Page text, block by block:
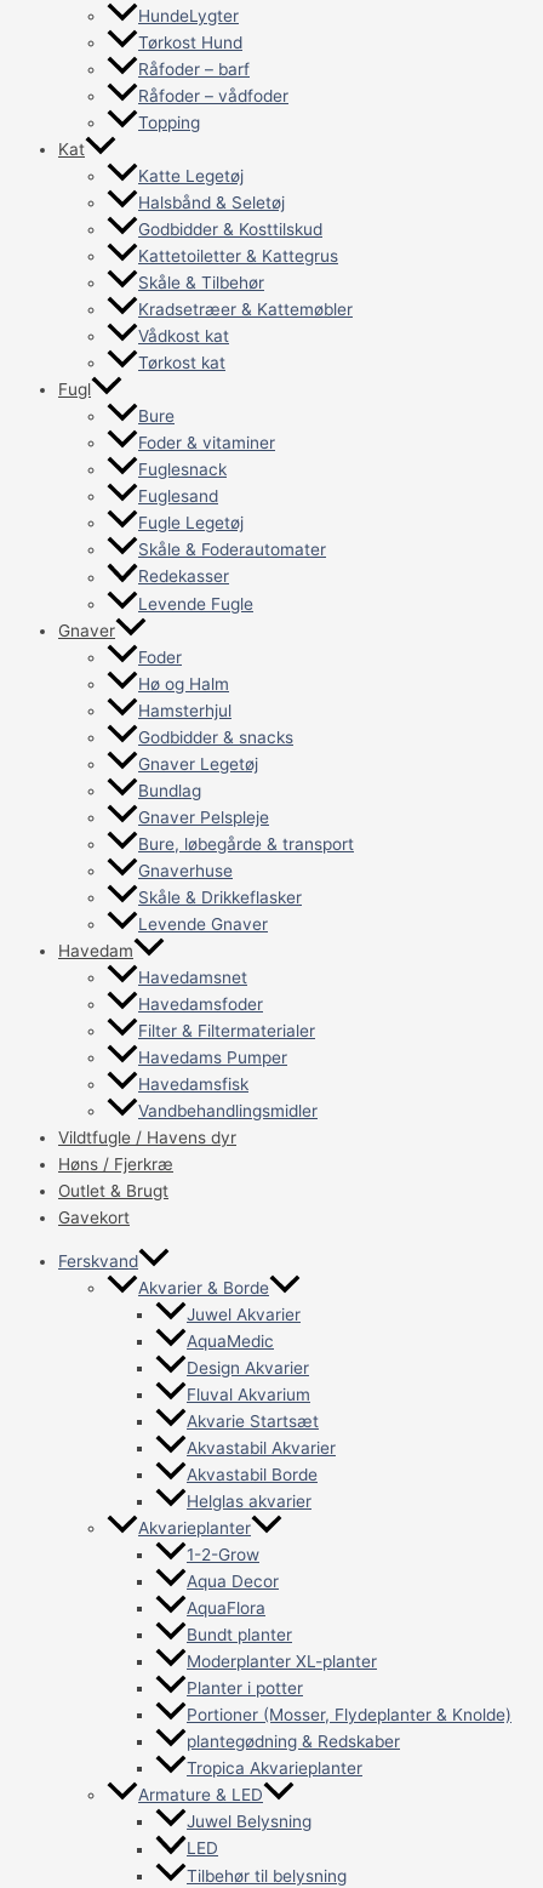
HundeLygter
Tørkost Hund
Råfoder – barf
Råfoder – vådfoder
Topping
Kat
Katte Legetøj
Halsbånd & Seletøj
Godbidder & Kosttilskud
Kattetoiletter & Kattegrus
Skåle & Tilbehør
Kradsetræer & Kattemøbler
Vådkost kat
Tørkost kat
Fugl
Bure
Foder & vitaminer
Fuglesnack
Fuglesand
Fugle Legetøj
Skåle & Foderautomater
Redekasser
Levende Fugle
Gnaver
Foder
Hø og Halm
Hamsterhjul
Godbidder & snacks
Gnaver Legetøj
Bundlag
Gnaver Pelspleje
Bure, løbegårde & transport
Gnaverhuse
Skåle & Drikkeflasker
Levende Gnaver
Havedam
Havedamsnet
Havedamsfoder
Filter & Filtermaterialer
Havedams Pumper
Havedamsfisk
Vandbehandlingsmidler
Vildtfugle / Havens dyr
Høns / Fjerkræ
Outlet & Brugt
Gavekort
Ferskvand
Akvarier & Borde
Juwel Akvarier
AquaMedic
Design Akvarier
Fluval Akvarium
Akvarie Startsæt
Akvastabil Akvarier
Akvastabil Borde
Helglas akvarier
Akvarieplanter
1-2-Grow
Aqua Decor
AquaFlora
Bundt planter
Moderplanter XL-planter
Planter i potter
Portioner (Mosser, Flydeplanter & Knolde)
plantegødning & Redskaber
Tropica Akvarieplanter
Armature & LED
Juwel Belysning
LED
Tilbehør til belysning